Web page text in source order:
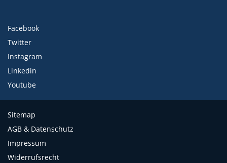
Facebook
Twitter
Instagram
Linkedin
Youtube
Sitemap
AGB & Datenschutz
Impressum
Widerrufsrecht